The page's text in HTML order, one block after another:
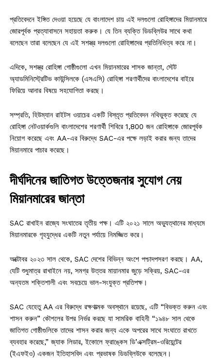
প্রতিবেদনে ইঙ্গিত দেওয়া হয়েছে যে বাংলাদেশ চায় এই দলগুলো রোহিঙ্গাদের মিয়ানমারে
জোরপূর্বক প্রত্যাবাসনে সহায়তা করুক। যে তিন ব্যক্তি ডিডব্লিউর সাথে কথা
বলেছেন তারা বলেছেন যে এই সশস্ত্র দলগুলো রোহিঙ্গাদের প্রতিনিধিত্ব করে না।
এদিকে, সশস্ত্র রোহিঙ্গা গোষ্ঠীগুলো এখন মিয়ানমারের শাসক জান্তা, স্টেট
অ্যাডমিনিস্ট্রেটিভ কাউন্সিলকে (এসএসি) রোহিঙ্গা শরণার্থীদের বাংলাদেশের বাইরে
ফিরিয়ে আনার বিষয়ে সহযোগিতা করছে।
সম্প্রতি, হিউম্যান রাইটস ওয়াচের একটি বিস্তৃত প্রতিবেদন নথিভুক্ত করেছে যে
রোহিঙ্গা নেটওয়ার্কগুলি বাংলাদেশের শরণার্থী শিবিরে 1,800 জন রোহিঙ্গাকে জোরপূর্বক
নিয়োগ করেছে এবং AA-এর বিরুদ্ধে SAC-এর পক্ষে লড়াই করার জন্য তাদের
মিয়ানমারে পাচার করেছে।
দীর্ঘদিনের জাতিগত উত্তেজনার সুযোগ নেয়
মিয়ানমারের জান্তা
SAC রাখাইন রাজ্যে সংঘাতের তৃতীয় পক্ষ। এটি ২০২১ সালে অভ্যুত্থানের মাধ্যমে
মিয়ানমারকে গৃহযুদ্ধের একটি নতুন পর্যায়ে নিমজ্জিত করে।
অক্টোবর ২০২৩ সাল থেকে, SAC দেশের বিভিন্ন অংশে পশ্চাদপসরণ করছে। AA,
যেটি শুধুমাত্র রাখাইনে নয়, সমগ্র উত্তর মায়ানমার জুড়ে সক্রিয়, SAC-এর
অন্যতম শক্তিশালী এবং সবচেয়ে ভাল-সংযুক্ত প্রতিপক্ষ।
SAC যেহেতু AA এর বিরুদ্ধে রক্ষণাত্মক অবস্থানে রয়েছে, এটি “বিভক্ত করুন এবং
শাসন করুন” কৌশলের উপর নির্ভর করছে যা সামরিক বাহিনী “১৯৪৮ সাল থেকে
জাতিগত গোষ্ঠীগুলিকে তাদের শাসন করার জন্য একে অপরের সাথে সংঘাতে রাখতে
ব্যবহার করেছে,” জ্যাক লিডার, ইকোলে ফ্রাঙ্কেস ডি’এক্সট্রিম-ওরিয়েন্টের
(ইএফইও) একজন ইতিহাসবিদ এবং প্রভাষক ডিডব্লিউকে বলেছেন।